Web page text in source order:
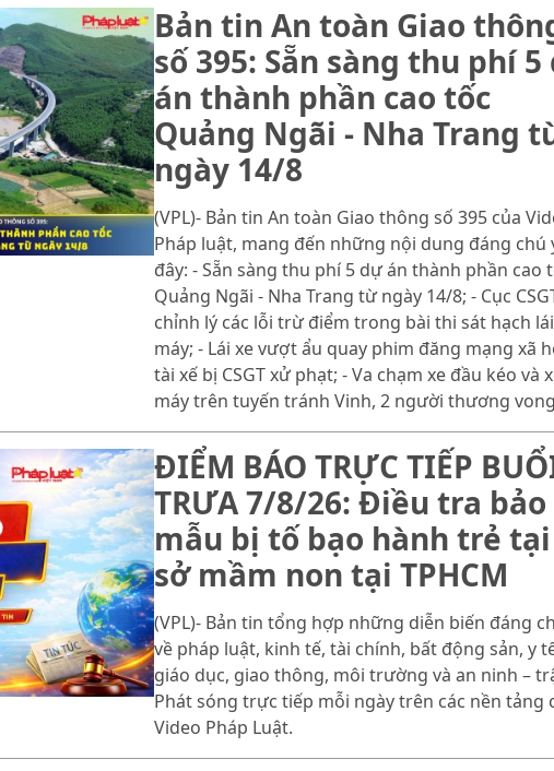
Bản tin An toàn Giao
số 395: Sẵn sàng thu phí
án thành phần cao tốc
Quảng Ngãi - Nha Trang
ngày 14/8
(VPL)- Bản tin An toàn Giao thông số 395 của
Pháp luật, mang đến những nội dung đáng chú
đây: - Sẵn sàng thu phí 5 dự án thành phần cao
Quảng Ngãi - Nha Trang từ ngày 14/8; - Cục
chỉnh lý các lỗi trừ điểm trong bài thi sát hạch
máy; - Lái xe vượt ẩu quay phim đăng mạng xã
tài xế bị CSGT xử phạt; - Va chạm xe đầu kéo và
máy trên tuyến tránh Vinh, 2 người thương
ĐIỂM BÁO TRỰC TIẾP
TRƯA 7/8/26: Điều tra bảo
mẫu bị tố bạo hành trẻ
sở mầm non tại TPHCM
(VPL)- Bản tin tổng hợp những diễn biến đáng
về pháp luật, kinh tế, tài chính, bất động sản, y
giáo dục, giao thông, môi trường và an ninh –
Phát sóng trực tiếp mỗi ngày trên các nền tảng
Video Pháp Luật.